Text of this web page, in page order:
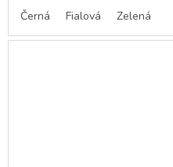
Černá Fialová Zelená